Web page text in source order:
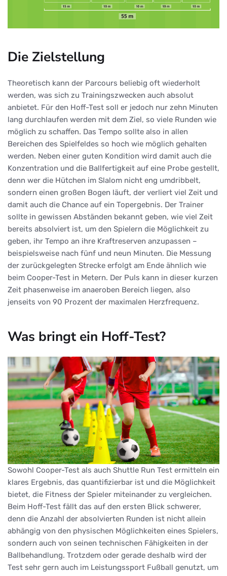
Die Zielstellung
Theoretisch kann der Parcours beliebig oft wiederholt
werden, was sich zu Trainingszwecken auch absolut
anbietet. Für den Hoff-Test soll er jedoch nur zehn Minuten
lang durchlaufen werden mit dem Ziel, so viele Runden wie
möglich zu schaffen. Das Tempo sollte also in allen
Bereichen des Spielfeldes so hoch wie möglich gehalten
werden. Neben einer guten Kondition wird damit auch die
Konzentration und die Ballfertigkeit auf eine Probe gestellt,
denn wer die Hütchen im Slalom nicht eng umdribbelt,
sondern einen großen Bogen läuft, der verliert viel Zeit und
damit auch die Chance auf ein Topergebnis. Der Trainer
sollte in gewissen Abständen bekannt geben, wie viel Zeit
bereits absolviert ist, um den Spielern die Möglichkeit zu
geben, ihr Tempo an ihre Kraftreserven anzupassen –
beispielsweise nach fünf und neun Minuten. Die Messung
der zurückgelegten Strecke erfolgt am Ende ähnlich wie
beim Cooper-Test in Metern. Der Puls kann in dieser kurzen
Zeit phasenweise im anaeroben Bereich liegen, also
jenseits von 90 Prozent der maximalen Herzfrequenz.
Was bringt ein Hoff-Test?
Sowohl Cooper-Test als auch Shuttle Run Test ermitteln ein
klares Ergebnis, das quantifizierbar ist und die Möglichkeit
bietet, die Fitness der Spieler miteinander zu vergleichen.
Beim Hoff-Test fällt das auf den ersten Blick schwerer,
denn die Anzahl der absolvierten Runden ist nicht allein
abhängig von den physischen Möglichkeiten eines Spielers,
sondern auch von seinen technischen Fähigkeiten in der
Ballbehandlung. Trotzdem oder gerade deshalb wird der
Test sehr gern auch im Leistungssport Fußball genutzt, um